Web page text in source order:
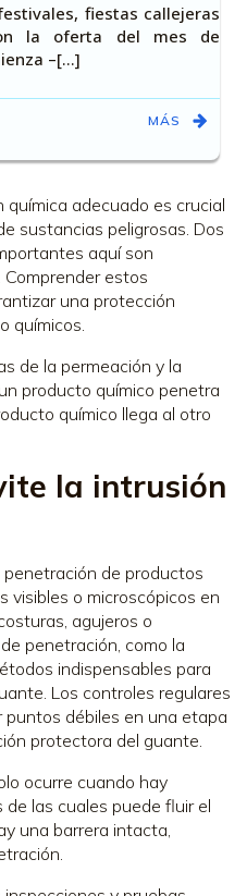
fiestas callejeras
la oferta del mes de
–[…]
MÁS
adecuado es crucial
sustancias peligrosas. Dos
aquí son
estos
una protección
químicos.
de la permeación y la
producto químico penetra
químico llega al otro
la intrusión
de productos
visibles o microscópicos en
agujeros o
penetración, como la
indispensables para
Los controles regulares
débiles en una etapa
protectora del guante.
ocurre cuando hay
las cuales puede fluir el
una barrera intacta,